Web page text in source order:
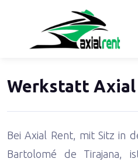
Werkstatt Axial
Bei Axial Rent, mit Sitz in
Bartolomé de Tirajana,